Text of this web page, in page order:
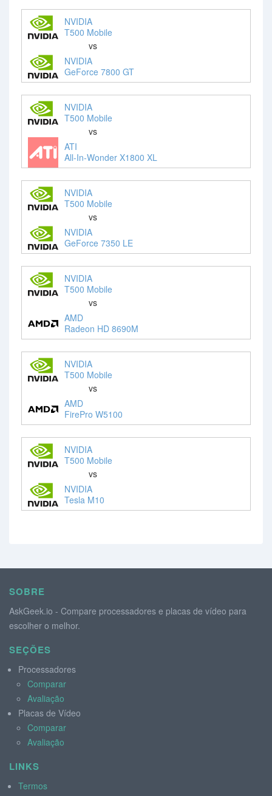
NVIDIA
T500 Mobile
vs
NVIDIA
GeForce 7800 GT
NVIDIA
T500 Mobile
vs
ATI
All-In-Wonder X1800 XL
NVIDIA
T500 Mobile
vs
NVIDIA
GeForce 7350 LE
NVIDIA
T500 Mobile
vs
AMD
Radeon HD 8690M
NVIDIA
T500 Mobile
vs
AMD
FirePro W5100
NVIDIA
T500 Mobile
vs
NVIDIA
Tesla M10
SOBRE
AskGeek.io - Compare processadores e placas de vídeo para
escolher o melhor.
SEÇÕES
Processadores
Comparar
Avaliação
Placas de Vídeo
Comparar
Avaliação
LINKS
Termos